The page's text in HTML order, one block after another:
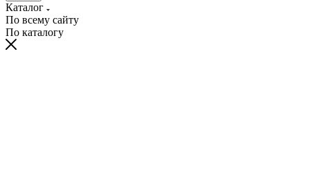
Каталог
По всему сайту
По каталогу